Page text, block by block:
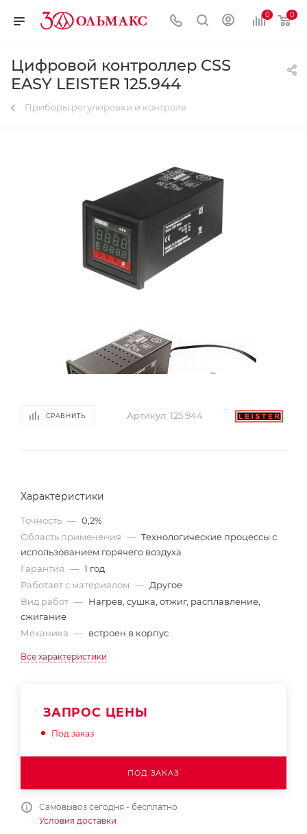
0 0
Цифровой контроллер CSS
EASY LEISTER 125.944
Приборы регулировки и контроля
СРАВНИТЬ Артикул: 125.944
Характеристики
Точность — 0,2%
Область применения — Технологические процессы с
использованием горячего воздуха
Гарантия — 1 год
Работает с материалом — Другое
Вид работ — Нагрев, сушка, отжиг, расплавление,
сжигание
Механика — встроен в корпус
Все характеристики
ЗАПРОС ЦЕНЫ
Под заказ
ПОД ЗАКАЗ
Самовывоз сегодня - бесплатно
Условия доставки